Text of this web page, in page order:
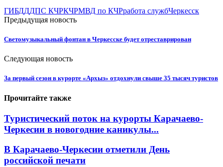
ГИБДДДПС КЧРКЧРМВД по КЧРработа службЧеркесск
Предыдущая новость
Светомузыкальный фонтан в Черкесске будет отреставрирован
Следующая новость
За первый сезон в курорте «Архыз» отдохнули свыше 35 тысяч туристов
Прочитайте также
Туристический поток на курорты Карачаево-
Черкесии в новогодние каникулы...
В Карачаево-Черкесии отметили День
российской печати